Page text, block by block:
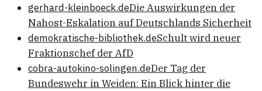
gerhard-kleinboeck.deDie Auswirkungen der
Nahost-Eskalation auf Deutschlands Sicherheit
demokratische-bibliothek.deSchult wird neuer
Fraktionschef der AfD
cobra-autokino-solingen.deDer Tag der
Bundeswehr in Weiden: Ein Blick hinter die